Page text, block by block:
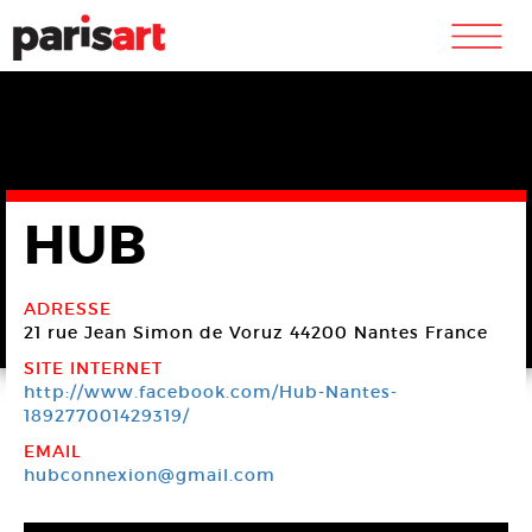
m
HUB
ADRESSE
21 rue Jean Simon de Voruz 44200 Nantes France
SITE INTERNET
http://www.facebook.com/Hub-Nantes-
189277001429319/
EMAIL
hubconnexion@gmail.com